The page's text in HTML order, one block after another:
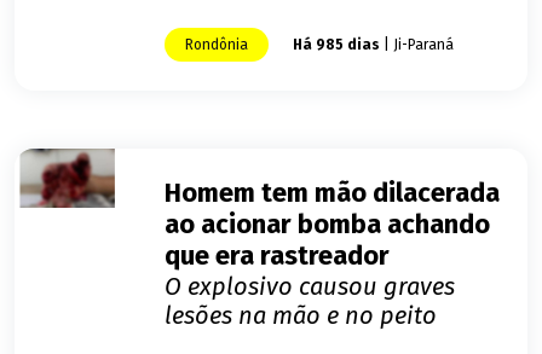
Rondônia Há 985 dias | Ji-Paraná
Homem tem mão dilacerada
ao acionar bomba achando
que era rastreador
O explosivo causou graves
lesões na mão e no peito